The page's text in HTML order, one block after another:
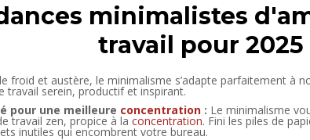
minimalistes
travail pour 2025
froid et austère, le minimalisme s’adapte parfaitement à
travail serein, productif et inspirant.
pour une meilleure concentration : Le minimalisme
travail zen, propice à la concentration. Fini les piles de
inutiles qui encombrent votre bureau.